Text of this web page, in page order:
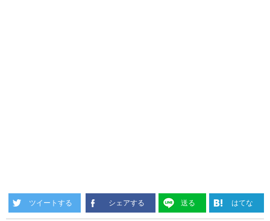
ツイートする シェアする 送る はてな